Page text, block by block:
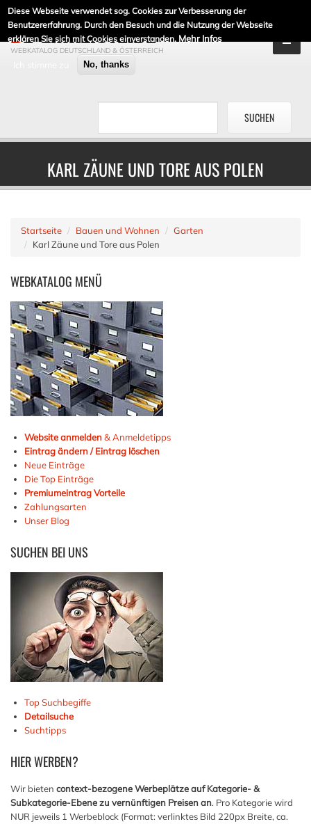
Diese Webseite verwendet sog. Cookies zur Verbesserung der
Benutzererfahrung. Durch den Besuch und die Nutzung der Webseite
erklären Sie sich mit Cookies einverstanden. Mehr Infos
No, thanks
DE-LINKLISTE.DE
WEBKATALOG DEUTSCHLAND & ÖSTERREICH
KARL ZÄUNE UND TORE AUS POLEN
Startseite Bauen und Wohnen
Garten
Karl Zäune und Tore aus Polen
WEBKATALOG MENÜ
Website anmelden& Anmeldetipps
Eintrag ändern / Eintrag löschen
Neue Einträge
Die Top Einträge
Premiumeintrag Vorteile
Zahlungsarten
Unser Blog
SUCHEN BEI UNS
Top Suchbegiffe
Detailsuche
Suchtipps
HIERWERBEN?
Wir bieten context-bezogene Werbeplätze auf Kategorie- &
Subkategorie-Ebene zu vernünftigen Preisen an. Pro Kategorie wird
NUR jeweils 1 Werbeblock (Format: verlinktes Bild 220px Breite, ca.